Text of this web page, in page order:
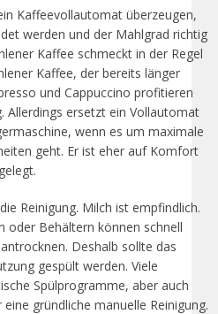
Kaffeevollautomat überzeugen,
werden und der Mahlgrad richtig
Kaffee schmeckt in der Regel
Kaffee, der bereits länger
und Cappuccino profitieren
Allerdings ersetzt ein Vollautomat
wenn es um maximale
geht. Er ist eher auf Komfort
Reinigung. Milch ist empfindlich.
oder Behältern können schnell
Deshalb sollte das
gespült werden. Viele
Spülprogramme, aber auch
gründliche manuelle Reinigung.